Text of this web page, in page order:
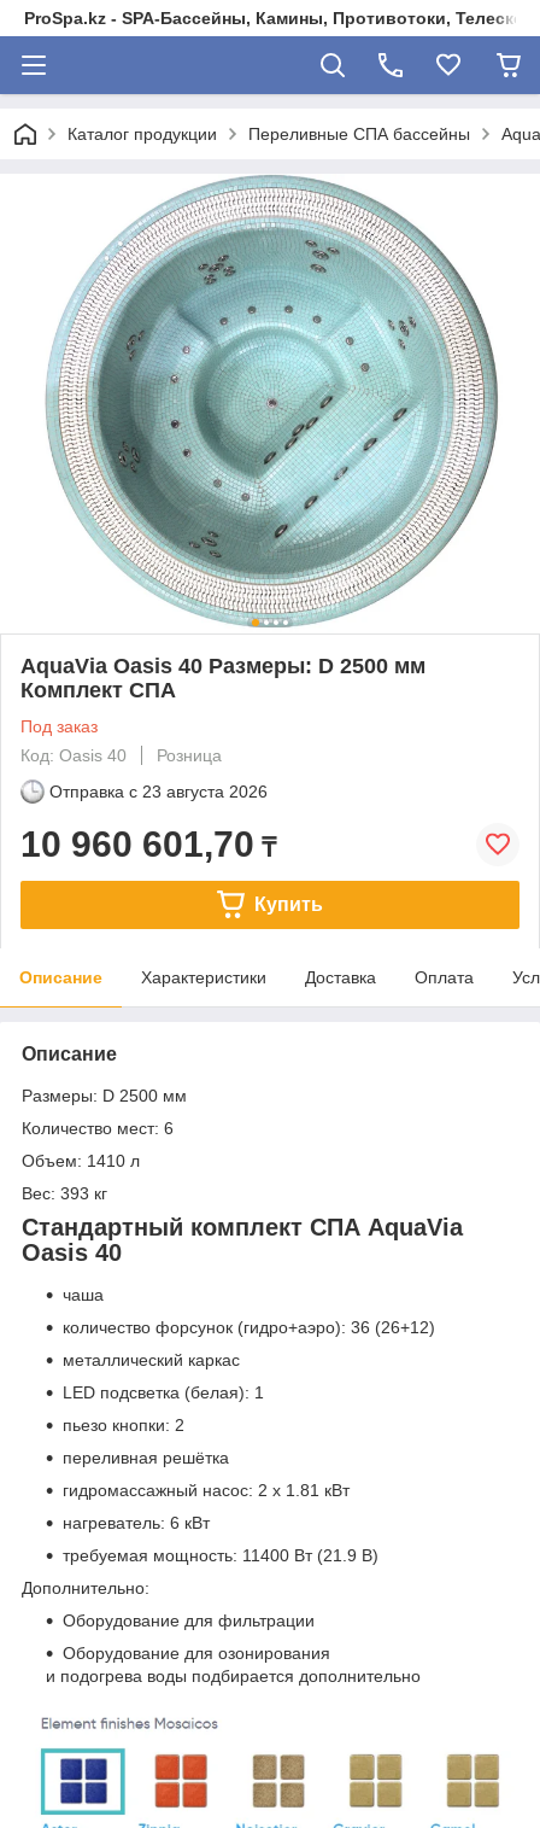
ProSpa.kz - SPA-Бассейны, Камины, Противотоки,
Каталог продукции Переливные СПА бассейны
AquaVia Oasis 40 Размеры: D 2500 мм
Комплект СПА
Под заказ
Код: Oasis 40
Розница
Отправка с 23 августа 2026
10 960 601,70 ₸
Купить
Описание Характеристики Доставка Оплата
Описание
Размеры: D 2500 мм
Количество мест: 6
Объем: 1410 л
Вес: 393 кг
Стандартный комплект СПА AquaVia
Oasis 40
чаша
количество форсунок (гидро+аэро): 36 (26+12)
металлический каркас
LED подсветка (белая): 1
пьезо кнопки: 2
переливная решётка
гидромассажный насос: 2 х 1.81 кВт
нагреватель: 6 кВт
требуемая мощность: 11400 Вт (21.9 В)
Дополнительно:
Оборудование для фильтрации
Оборудование для озонирования
и подогрева воды подбирается дополнительно